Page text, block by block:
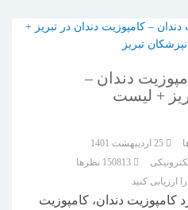
دندان –
+ لیست
150813 نظرها
ارزیابی کنید
کامپوزیت دندان، کامپوزیت